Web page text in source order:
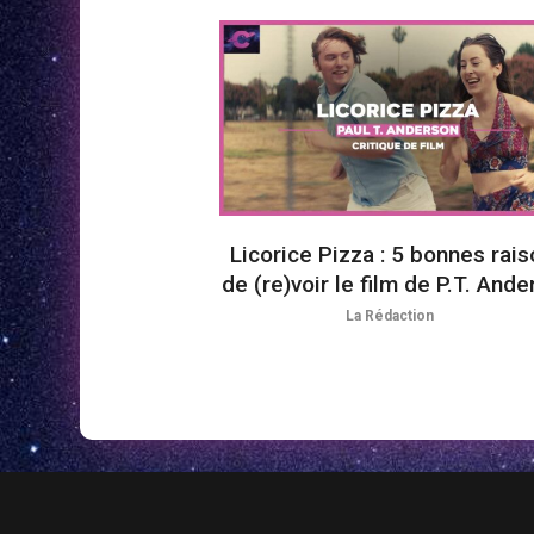
Licorice Pizza : 5 bonnes
de (re)voir le film de P.T.
La Rédaction